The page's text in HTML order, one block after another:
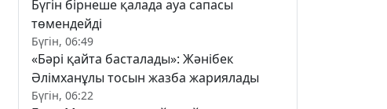
Бүгін бірнеше қалада ауа сапасы
төмендейді
Бүгін, 06:49
«Бәрі қайта басталады»: Жәнібек
Әлімханұлы тосын жазба жариялады
Бүгін, 06:22